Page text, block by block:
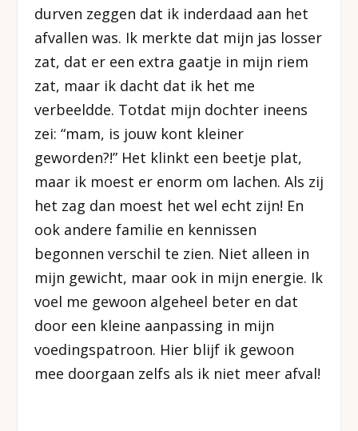
durven zeggen dat ik inderdaad aan het
afvallen was. Ik merkte dat mijn jas losser
zat, dat er een extra gaatje in mijn riem
zat, maar ik dacht dat ik het me
verbeeldde. Totdat mijn dochter ineens
zei: “mam, is jouw kont kleiner
geworden?!” Het klinkt een beetje plat,
maar ik moest er enorm om lachen. Als zij
het zag dan moest het wel echt zijn! En
ook andere familie en kennissen
begonnen verschil te zien. Niet alleen in
mijn gewicht, maar ook in mijn energie. Ik
voel me gewoon algeheel beter en dat
door een kleine aanpassing in mijn
voedingspatroon. Hier blijf ik gewoon
mee doorgaan zelfs als ik niet meer afval!